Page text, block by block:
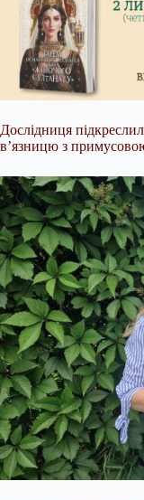
Дослідниця
в’язницю з